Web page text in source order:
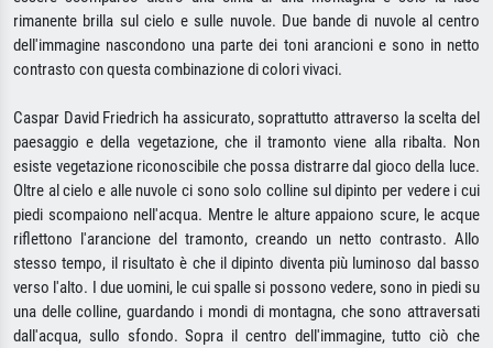
rimanente brilla sul cielo e sulle nuvole. Due bande di nuvole al centro
dell'immagine nascondono una parte dei toni arancioni e sono in netto
contrasto con questa combinazione di colori vivaci.
Caspar David Friedrich ha assicurato, soprattutto attraverso la scelta del
paesaggio e della vegetazione, che il tramonto viene alla ribalta. Non
esiste vegetazione riconoscibile che possa distrarre dal gioco della luce.
Oltre al cielo e alle nuvole ci sono solo colline sul dipinto per vedere i cui
piedi scompaiono nell'acqua. Mentre le alture appaiono scure, le acque
riflettono l'arancione del tramonto, creando un netto contrasto. Allo
stesso tempo, il risultato è che il dipinto diventa più luminoso dal basso
verso l'alto. I due uomini, le cui spalle si possono vedere, sono in piedi su
una delle colline, guardando i mondi di montagna, che sono attraversati
dall'acqua, sullo sfondo. Sopra il centro dell'immagine, tutto ciò che